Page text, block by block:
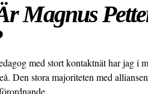
Magnus
med stort kontaktnät har jag i
Den stora majoriteten med